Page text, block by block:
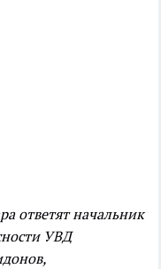
ответят начальник
УВД